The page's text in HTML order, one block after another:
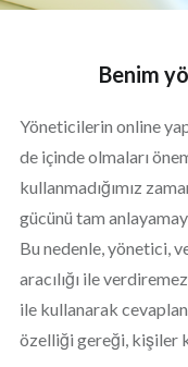
Benim
Yöneticilerin online
de içinde olmaları
kullanmadığımız
gücünü tam
Bu nedenle, yönetici,
aracılığı ile
ile kullanarak
özelliği gereği, kişiler